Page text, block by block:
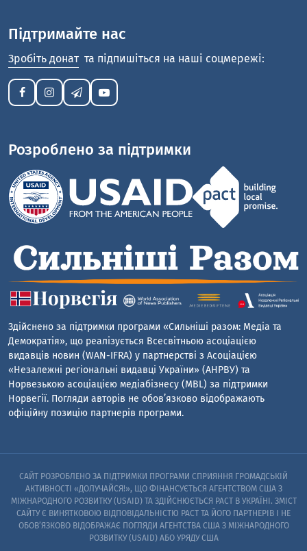
Підтримайте нас
Зробіть донат та підпишіться на наші соцмережі:
Розроблено за підтримки
Здійснено за підтримки програми «Сильніші разом: Медіа та
Демократія», що реалізується Всесвітньою асоціацією
видавців новин (WAN-IFRA) у партнерстві з Асоціацією
«Незалежні регіональні видавці України» (АНРВУ) та
Норвезькою асоціацією медіабізнесу (MBL) за підтримки
Норвегії. Погляди авторів не обов’язково відображають
офіційну позицію партнерів програми.
САЙТ РОЗРОБЛЕНО ЗА ПІДТРИМКИ ПРОГРАМИ СПРИЯННЯ ГРОМАДСЬКІЙ
АКТИВНОСТІ «ДОЛУЧАЙСЯ!», ЩО ФІНАНСУЄТЬСЯ АГЕНТСТВОМ США З
МІЖНАРОДНОГО РОЗВИТКУ (USAID) ТА ЗДІЙСНЮЄТЬСЯ PACT В УКРАЇНІ. ЗМІСТ
САЙТУ Є ВИНЯТКОВОЮ ВІДПОВІДАЛЬНІСТЮ PACT ТА ЙОГО ПАРТНЕРІВ I НЕ
ОБОВ’ЯЗКОВО ВІДОБРАЖАЄ ПОГЛЯДИ АГЕНТСТВА США З МІЖНАРОДНОГО
РОЗВИТКУ (USAID) АБО УРЯДУ США